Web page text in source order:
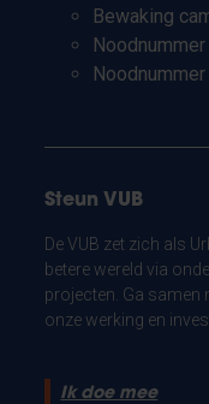
Bewaking
Steun VUB
De VUB zet zich als
betere wereld via
projecten. Ga samen
onze werking en
Ik doe mee